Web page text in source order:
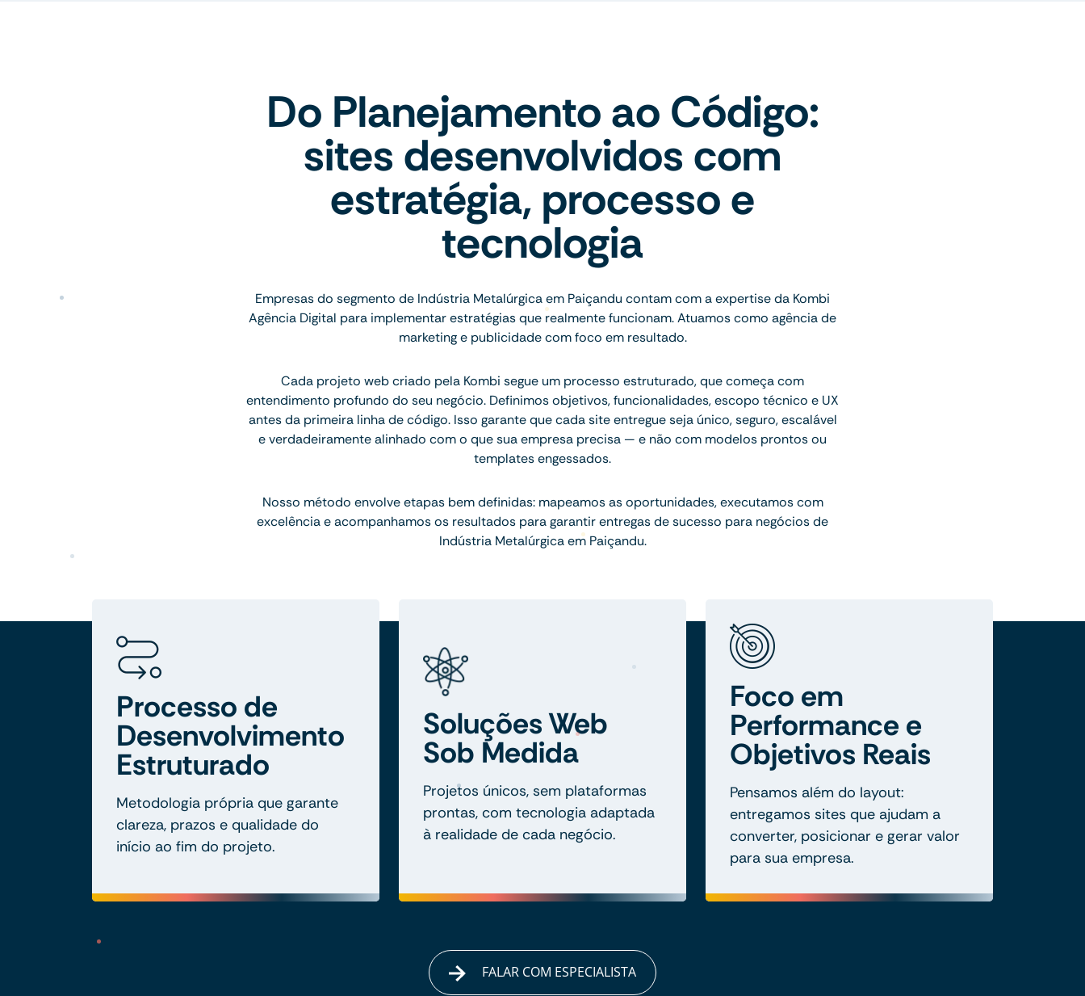
Do Planejamento ao Código:
sites desenvolvidos com
estratégia, processo e
tecnologia
Empresas do segmento de Indústria Metalúrgica em Paiçandu contam com a expertise da Kombi
Agência Digital para implementar estratégias que realmente funcionam. Atuamos como agência de
marketing e publicidade com foco em resultado.
Cada projeto web criado pela Kombi segue um processo estruturado, que começa com
entendimento profundo do seu negócio. Definimos objetivos, funcionalidades, escopo técnico e UX
antes da primeira linha de código. Isso garante que cada site entregue seja único, seguro, escalável
e verdadeiramente alinhado com o que sua empresa precisa — e não com modelos prontos ou
templates engessados.
Nosso método envolve etapas bem definidas: mapeamos as oportunidades, executamos com
excelência e acompanhamos os resultados para garantir entregas de sucesso para negócios de
Indústria Metalúrgica em Paiçandu.
Processo de
Desenvolvimento
Estruturado
Metodologia própria que garante
clareza, prazos e qualidade do
início ao fim do projeto.
Soluções Web
Sob Medida
Projetos únicos, sem plataformas
prontas, com tecnologia adaptada
à realidade de cada negócio.
Foco em
Performance e
Objetivos Reais
Pensamos além do layout:
entregamos sites que ajudam a
converter, posicionar e gerar valor
para sua empresa.
FALAR COM ESPECIALISTA